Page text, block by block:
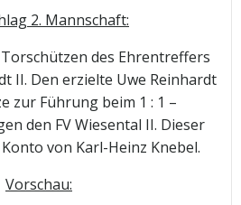
2. Mannschaft:
des Ehrentreffers
II. Den erzielte Uwe Reinhardt
zur Führung beim 1 : 1 –
den FV Wiesental II. Dieser
von Karl-Heinz Knebel.
Vorschau: